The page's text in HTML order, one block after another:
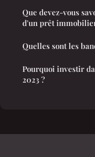
Que devez-vous
d'un prêt
Quelles sont les
Pourquoi investir
2023 ?